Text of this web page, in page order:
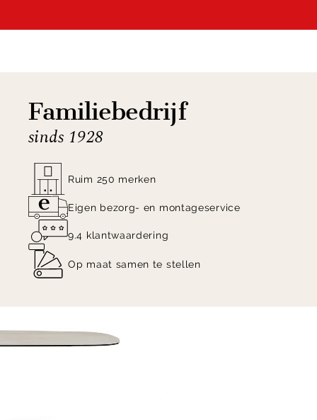
Familiebedrijf
sinds 1928
Ruim 250 merken
Eigen bezorg- en montageservice
9.4 klantwaardering
Op maat samen te stellen